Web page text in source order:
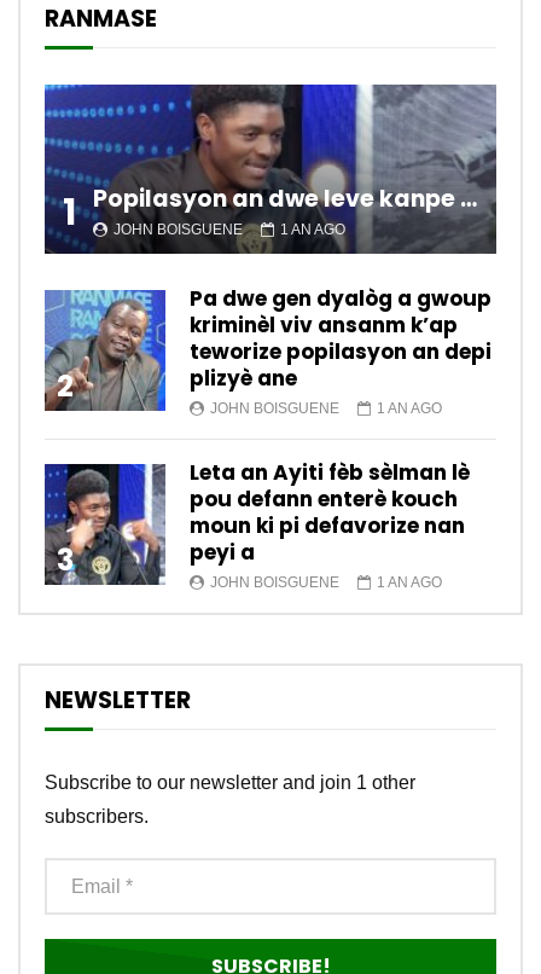
RANMASE
1 Popilasyon an dwe leve kanpe pou chanje sitiyasyon kawotik l’ap viv nan peyi a.
JOHN BOISGUENE 1 AN AGO
2
Pa dwe gen dyalòg a gwoup
kriminèl viv ansanm k’ap
teworize popilasyon an depi
plizyè ane
JOHN BOISGUENE 1 AN AGO
3
Leta an Ayiti fèb sèlman lè
pou defann enterè kouch
moun ki pi defavorize nan
peyi a
JOHN BOISGUENE 1 AN AGO
NEWSLETTER
Subscribe to our newsletter and join 1 other
subscribers.